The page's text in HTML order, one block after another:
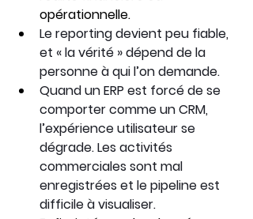
opérationnelle.
Le reporting devient peu fiable,
et « la vérité » dépend de la
personne à qui l’on demande.
Quand un ERP est forcé de se
comporter comme un CRM,
l’expérience utilisateur se
dégrade. Les activités
commerciales sont mal
enregistrées et le pipeline est
difficile à visualiser.